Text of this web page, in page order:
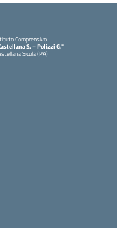
Comprensivo
S. – Polizzi G."
Sicula (PA)